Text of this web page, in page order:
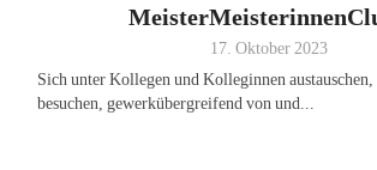
17. Oktober 2023
Sich unter Kollegen und Kolleginnen
besuchen, gewerkübergreifend von und...